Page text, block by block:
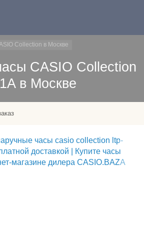
Collection в Москве
CASIO Collection
в Москве